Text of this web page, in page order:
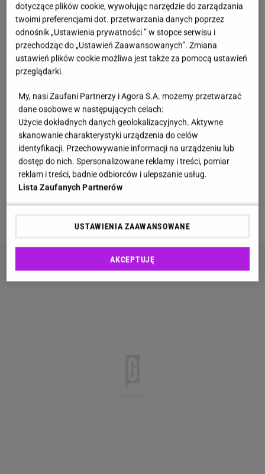
pixabay
Duże i majestatyczne olbrzymy podbiły serca wielu
miłośników
wiedzieć? Zmienność wśród dużych ras psów jest
bardzo duża. Co do zasady zaliczamy tutaj psy o
wysokości przynajmniej 60cmw kłębie i wadze
powyżej 45 kg. Warto jednak pamiętać, że choćby
mastify angielskie w wyjątkowych przypadkach
mogą osiągać nawet 120 kg wagi. Nie należy przy
otyłymi osobnikami należącymi do ras średnich.
dotyczące plików cookie, wywołując narzędzie do zarządzania
twoimi preferencjami dot. przetwarzania danych poprzez
odnośnik „Ustawienia prywatności ” w stopce serwisu i
przechodząc do „Ustawień Zaawansowanych”. Zmiana
ustawień plików cookie możliwa jest także za pomocą ustawień
przeglądarki.
My, nasi Zaufani Partnerzy i Agora S.A. możemy przetwarzać
dane osobowe w następujących celach:
Użycie dokładnych danych geolokalizacyjnych. Aktywne
skanowanie charakterystyki urządzenia do celów
identyfikacji. Przechowywanie informacji na urządzeniu lub
dostęp do nich. Spersonalizowane reklamy i treści, pomiar
reklam i treści, badnie odbiorców i ulepszanie usług.
Lista Zaufanych Partnerów
USTAWIENIA ZAAWANSOWANE
AKCEPTUJĘ